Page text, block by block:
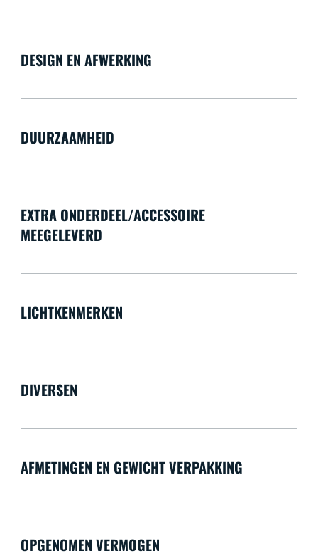
DESIGN EN AFWERKING
DUURZAAMHEID
EXTRA ONDERDEEL/ACCESSOIRE
MEEGELEVERD
LICHTKENMERKEN
DIVERSEN
AFMETINGEN EN GEWICHT VERPAKKING
OPGENOMEN VERMOGEN